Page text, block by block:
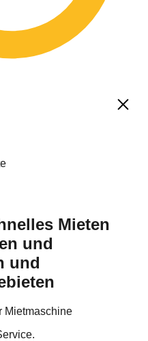
Mieten
und
und
Mietmaschine